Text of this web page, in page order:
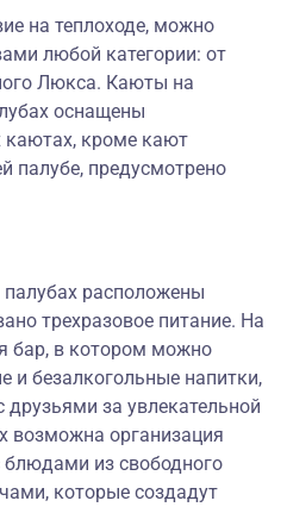
на теплоходе, можно
любой категории: от
Люкса. Каюты на
оснащены
каютах, кроме кают
палубе, предусмотрено
расположены
трехразовое питание. На
бар, в котором можно
и безалкогольные напитки,
за увлекательной
возможна организация
блюдами из свободного
которые создадут